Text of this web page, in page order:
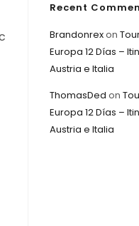
Recent
Brandonrexon
Europa 12 Días –
Austria e Italia
ThomasDed on
Europa 12 Días –
Austria e Italia